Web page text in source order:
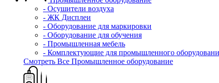
- Осушители воздуха
- ЖК Дисплеи
- Оборудование для маркировки
- Оборудование для обучения
- Промышленная мебель
- Комплектующие для промышленного
Смотреть Все Промышленное оборудование